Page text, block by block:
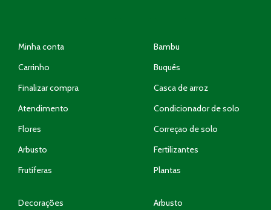
Minha conta
Carrinho
Finalizar compra
Atendimento
Flores
Arbusto
Frutíferas
Bambu
Buquês
Casca de arroz
Condicionador de solo
Correçao de solo
Fertilizantes
Plantas
Decorações
Arbusto